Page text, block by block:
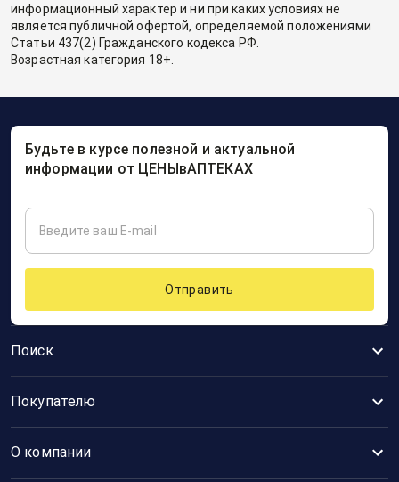
информационный характер и ни при каких условиях не
является публичной офертой, определяемой положениями
Статьи 437(2) Гражданского кодекса РФ.
Возрастная категория 18+.
Поиск
Покупателю
О компании
Будьте в курсе полезной и актуальной
информации от ЦЕНЫвАПТЕКАХ
Отправить